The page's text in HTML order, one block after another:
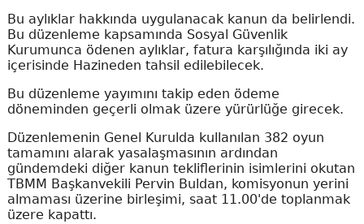
Bu aylıklar hakkında uygulanacak kanun da belirlendi.
Bu düzenleme kapsamında Sosyal Güvenlik
Kurumunca ödenen aylıklar, fatura karşılığında iki ay
içerisinde Hazineden tahsil edilebilecek.
Bu düzenleme yayımını takip eden ödeme
döneminden geçerli olmak üzere yürürlüğe girecek.
Düzenlemenin Genel Kurulda kullanılan 382 oyun
tamamını alarak yasalaşmasının ardından
gündemdeki diğer kanun tekliflerinin isimlerini okutan
TBMM Başkanvekili Pervin Buldan, komisyonun yerini
almaması üzerine birleşimi, saat 11.00'de toplanmak
üzere kapattı.